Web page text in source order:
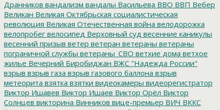
Дранников вандализм вандалы Васильева ВВО ВВП Вебер
Великан Великая Октябрьская социалистическая
революция Великая Отечественная война велодорожка
велопробег велосипед Верховный суд весенние каникулы
весенний призыв ветер ветеран ветераны ветераны
пограничной службы ветераны_СВО ветхие дома ветхое
жилье Вечерний Биробиджан ВЖС "Надежда России"
взрыв взрыв газа взрыв газового баллона взрыв
метеорита взятка взятки видеокамеры видеорегистратор
Виктор Ишавев Виктор Ишаев Виктор Орёл Виктор
Солнцев викторина Винников вице-премьер ВИЧ ВККС